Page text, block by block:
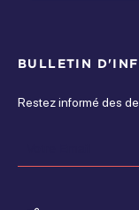
BULLETIN
Restez informé des